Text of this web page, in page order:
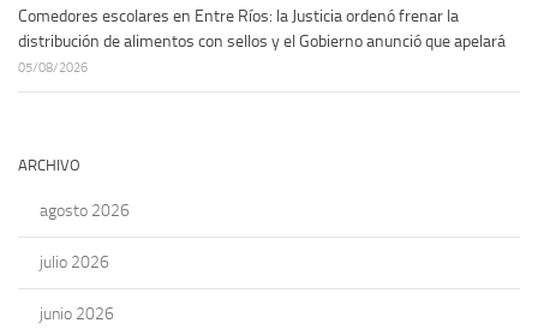
Comedores escolares en Entre Ríos: la Justicia ordenó frenar la
distribución de alimentos con sellos y el Gobierno anunció que apelará
05/08/2026
ARCHIVO
agosto 2026
julio 2026
junio 2026